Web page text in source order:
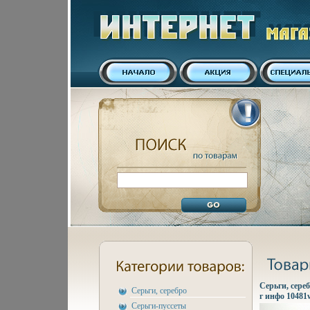
Серьги, серебро
Серьги-пуссеты
Серьги,
г инфо